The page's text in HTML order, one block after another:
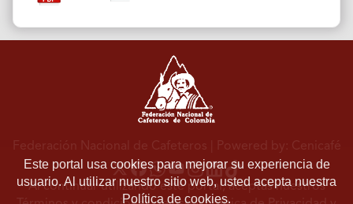
Este portal usa cookies para mejorar su experiencia de
usuario. Al utilizar nuestro sitio web, usted acepta nuestra
Política de cookies.
Federación Nacional de Cafeteros | Powered by: Cenicafé
Al continuar utilizando este portal, aceptas nuestros